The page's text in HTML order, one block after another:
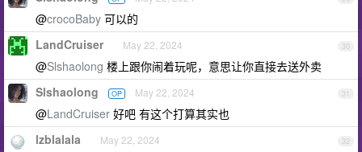
@crocoBaby 可以的
30
LandCruiser May 22, 2024
@Slshaolong 楼上跟你闹着玩呢，意思让你直接去送外卖
31
Slshaolong OP May 22, 2024
@LandCruiser 好吧 有这个打算其实也
32
lzblalala May 22, 2024